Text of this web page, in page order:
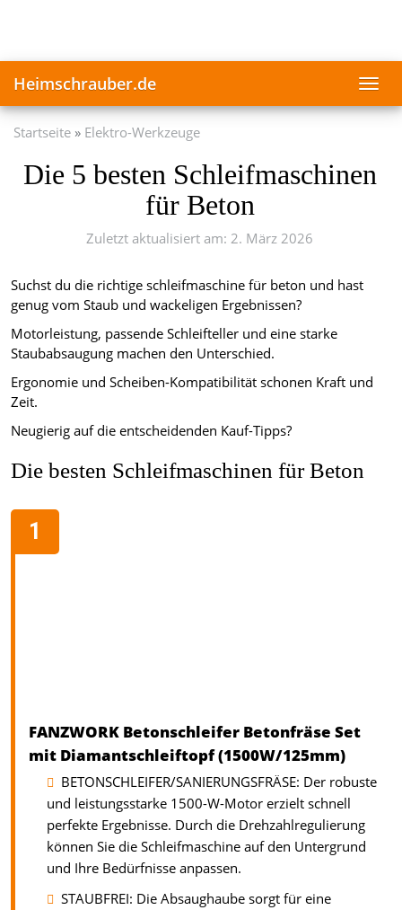
Heimschrauber.de
Startseite Elektro-Werkzeuge
Die 5 besten Schleifmaschinen
für Beton
Zuletzt aktualisiert am: 2. März 2026
Suchst du die richtige schleifmaschine für beton und hast
genug vom Staub und wackeligen Ergebnissen?
Motorleistung, passende Schleifteller und eine starke
Staubabsaugung machen den Unterschied.
Ergonomie und Scheiben-Kompatibilität schonen Kraft und
Zeit.
Neugierig auf die entscheidenden Kauf-Tipps?
Die besten Schleifmaschinen für Beton
FANZWORK Betonschleifer Betonfräse Set
mit Diamantschleiftopf (1500W/125mm)
BETONSCHLEIFER/SANIERUNGSFRÄSE: Der robuste
und leistungsstarke 1500-W-Motor erzielt schnell
perfekte Ergebnisse. Durch die Drehzahlregulierung
können Sie die Schleifmaschine auf den Untergrund
und Ihre Bedürfnisse anpassen.
STAUBFREI: Die Absaughaube sorgt für eine